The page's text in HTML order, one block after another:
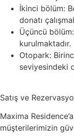
İkinci bölüm:
donatı
Üçüncü
kurulmaktadır.
Otopark:
seviyesindeki
Satış ve
Maxima
müşterilerimizin